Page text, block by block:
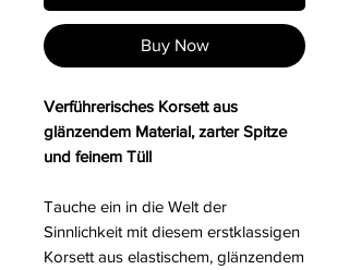
Buy Now
Verführerisches Korsett aus
glänzendem Material, zarter Spitze
und feinem Tüll
Tauche ein in die Welt der
Sinnlichkeit mit diesem erstklassigen
Korsett aus elastischem, glänzendem